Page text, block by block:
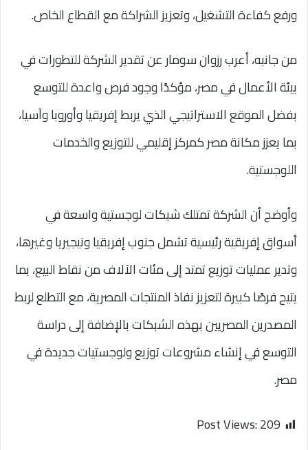
ورفع كفاءة التشغيل، وتعزيز الشراكة مع القطاع الخاص.
من جانبه، أعرب رزوان سومار عن تقدير الشركة للتطورات في
بيئة الأعمال في مصر، مؤكدًا وجود فرص واعدة للتوسع
بفضل الموقع الاستراتيجي الذي يربط إفريقيا وأوروبا وآسيا،
بما يعزز مكانة مصر كمركز إقليمي للتوزيع والخدمات
اللوجستية.
وأوضح أن الشركة تمتلك شبكات لوجستية واسعة في
أسواق إفريقية رئيسية تشمل جنوب إفريقيا ونيجيريا وغيرها،
وتدير عمليات توزيع تمتد إلى مئات الآلاف من نقاط البيع، بما
يتيح فرصًا كبيرة لتعزيز نفاذ المنتجات المصرية، مع التطلع لربط
المصدرين المصريين بهذه الشبكات بالإضافة إلى دراسة
التوسع في إنشاء مشروعات توزيع ولوجستيات جديدة في
مصر.
Post Views:209